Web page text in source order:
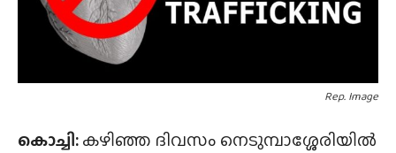
Rep. Image
കൊച്ചി:കഴിഞ്ഞ ദിവസം നെടുമ്പാശ്ശേരിയിൽ